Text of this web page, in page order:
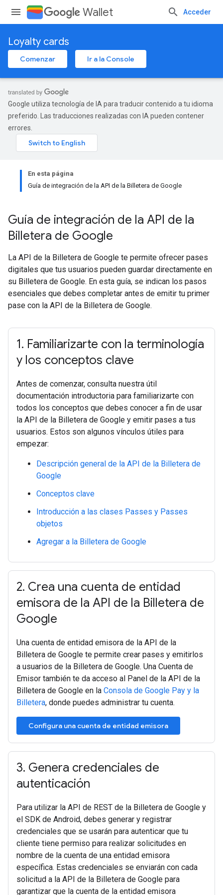
Wallet Acceder
Loyalty cards
Comenzar Ir a la Console
Google utiliza tecnología de IA para traducir contenido a tu idioma
preferido. Las traducciones realizadas con IA pueden contener
errores.
En esta página
Guía de integración de la API de la Billetera de Google
Guía de integración de la API de la
Billetera de Google
La API de la Billetera de Google te permite ofrecer pases
digitales que tus usuarios pueden guardar directamente en
su Billetera de Google. En esta guía, se indican los pasos
esenciales que debes completar antes de emitir tu primer
pase con la API de la Billetera de Google.
1. Familiarizarte con la terminología
y los conceptos clave
Antes de comenzar, consulta nuestra útil
documentación introductoria para familiarizarte con
todos los conceptos que debes conocer a fin de usar
la API de la Billetera de Google y emitir pases a tus
usuarios. Estos son algunos vínculos útiles para
empezar:
Descripción general de la API de la Billetera de
Google
Conceptos clave
Introducción a las clases Passes y Passes
objetos
Agregar a la Billetera de Google
2. Crea una cuenta de entidad
emisora de la API de la Billetera de
Google
Una cuenta de entidad emisora de la API de la
Billetera de Google te permite crear pases y emitirlos
a usuarios de la Billetera de Google. Una Cuenta de
Emisor también te da acceso al Panel de la API de la
Billetera de Google en la Consola de Google Pay y la
Billetera, donde puedes administrar tu cuenta.
Configura una cuenta de entidad emisora
3. Genera credenciales de
autenticación
Para utilizar la API de REST de la Billetera de Google y
el SDK de Android, debes generar y registrar
credenciales que se usarán para autenticar que tu
cliente tiene permiso para realizar solicitudes en
nombre de la cuenta de una entidad emisora
específica. Estas credenciales se enviarán con cada
solicitud a la API de la Billetera de Google para
garantizar que la cuenta de la entidad emisora